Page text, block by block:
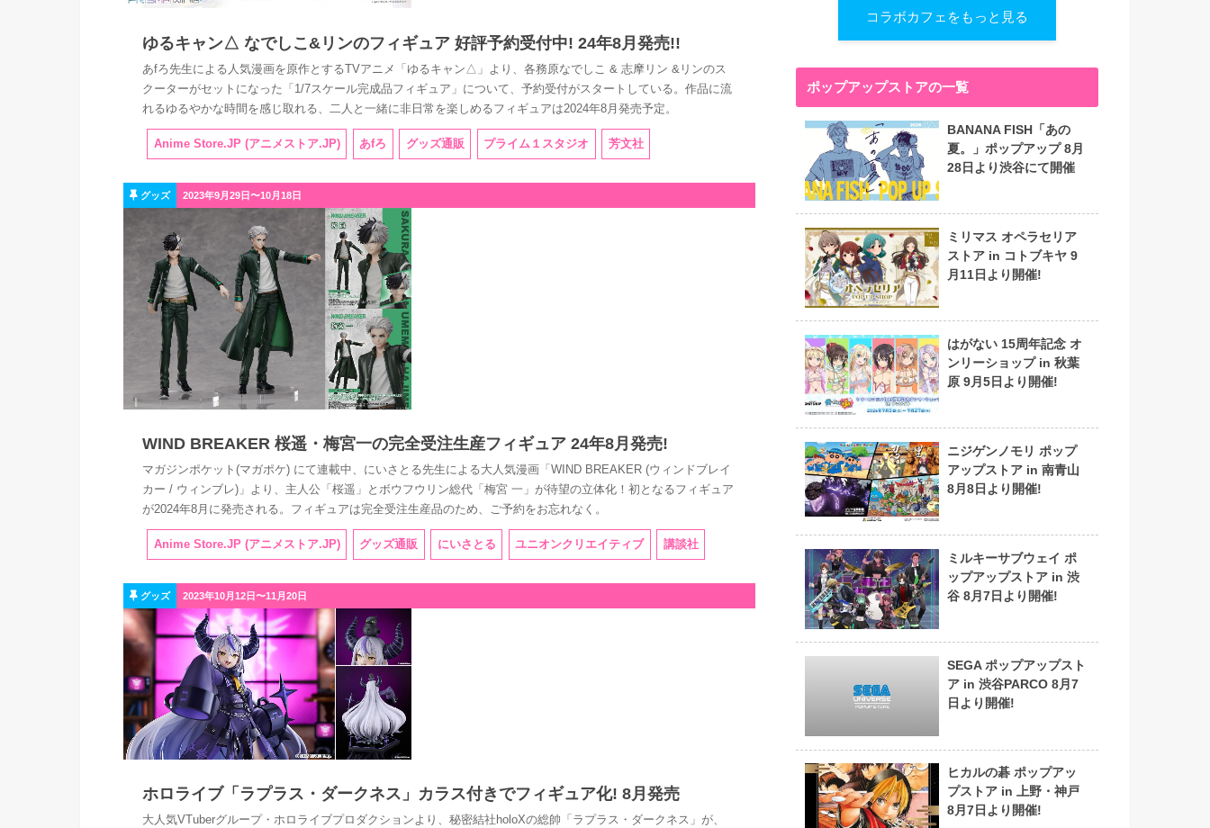
ゆるキャン△ なでしこ&リンのフィギュア 好評予約受付中! 24年8月発売!!
あfろ先生による人気漫画を原作とするTVアニメ「ゆるキャン△」より、各務原なでしこ & 志摩リン &リンのス
クーターがセットになった「1/7スケール完成品フィギュア」について、予約受付がスタートしている。作品に流
れるゆるやかな時間を感じ取れる、二人と一緒に非日常を楽しめるフィギュアは2024年8月発売予定。
Anime Store.JP (アニメストア.JP) あfろ グッズ通販 プライム１スタジオ 芳文社
グッズ 2023年9月29日〜10月18日
WIND BREAKER 桜遥・梅宮一の完全受注生産フィギュア 24年8月発売!
マガジンポケット(マガポケ) にて連載中、にいさとる先生による大人気漫画「WIND BREAKER (ウィンドブレイ
カー / ウィンブレ)」より、主人公「桜遥」とボウフウリン総代「梅宮 一」が待望の立体化！初となるフィギュア
が2024年8月に発売される。フィギュアは完全受注生産品のため、ご予約をお忘れなく。
Anime Store.JP (アニメストア.JP) グッズ通販 にいさとる ユニオンクリエイティブ 講談社
グッズ 2023年10月12日〜11月20日
ホロライブ「ラプラス・ダークネス」カラス付きでフィギュア化! 8月発売
大人気VTuberグループ・ホロライブプロダクションより、秘密結社holoXの総帥「ラプラス・ダークネス」が、
コラボカフェをもっと見る
ポップアップストアの一覧
BANANA FISH「あの
夏。」ポップアップ 8月
28日より渋谷にて開催
ミリマス オペラセリア
ストア in コトブキヤ 9
月11日より開催!
はがない 15周年記念 オ
ンリーショップ in 秋葉
原 9月5日より開催!
ニジゲンノモリ ポップ
アップストア in 南青山
8月8日より開催!
ミルキーサブウェイ ポ
ップアップストア in 渋
谷 8月7日より開催!
SEGA ポップアップスト
ア in 渋谷PARCO 8月7
日より開催!
ヒカルの碁 ポップアッ
プストア in 上野・神戸
8月7日より開催!